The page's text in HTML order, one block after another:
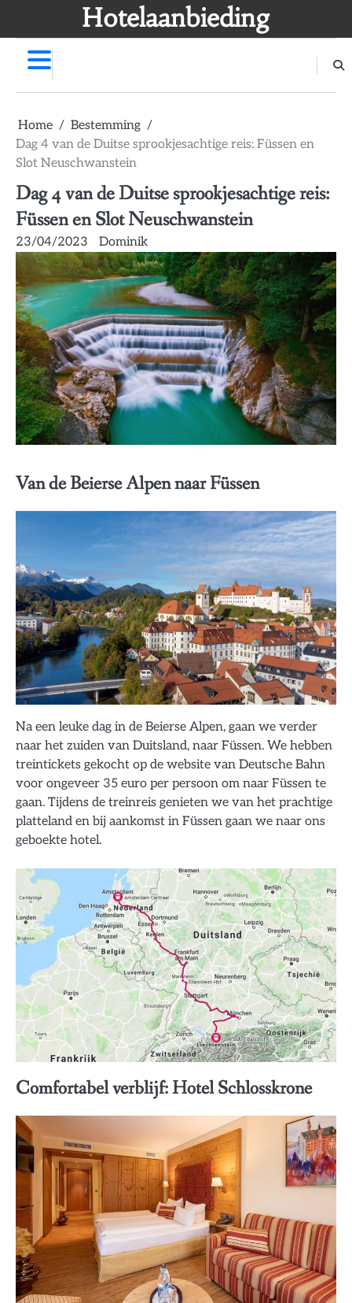
Hotelaanbieding
Home
Bestemming
Dag 4 van de Duitse sprookjesachtige reis: Füssen en
Slot Neuschwanstein
Dag 4 van de Duitse sprookjesachtige reis:
Füssen en Slot Neuschwanstein
23/04/2023 Dominik
Van de Beierse Alpen naar Füssen
Na een leuke dag in de Beierse Alpen, gaan we verder
naar het zuiden van Duitsland, naar Füssen. We hebben
treintickets gekocht op de website van Deutsche Bahn
voor ongeveer 35 euro per persoon om naar Füssen te
gaan. Tijdens de treinreis genieten we van het prachtige
platteland en bij aankomst in Füssen gaan we naar ons
geboekte hotel.
Comfortabel verblijf: Hotel Schlosskrone